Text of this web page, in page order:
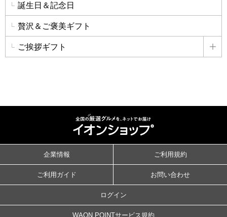
誕生日＆記念日
贅沢＆ご褒美ギフト
ご挨拶ギフト 詳
企業情報 ご利用規約
ご利用ガイド お問い合わせ
ログイン
WAON POINTサービス規約